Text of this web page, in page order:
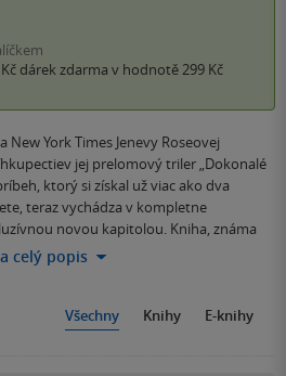
dárek zdarma v hodnotě 299 Kč
York Times Jenevy Roseovej
jej prelomový triler „Dokonalé
ktorý si získal už viac ako dva
teraz vychádza v kompletne
novou kapitolou. Kniha, známa
celý popis
Všechny Knihy E-knihy